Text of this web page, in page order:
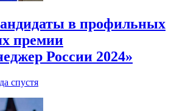
в профильных
премии
России 2024»
спустя